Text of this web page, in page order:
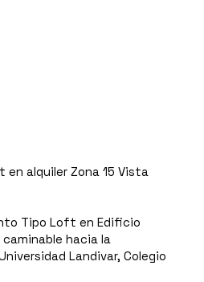
alquiler Zona 15 Vista
Tipo Loft en Edificio
hacia la
Landivar, Colegio